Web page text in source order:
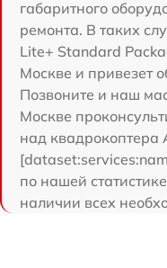
габаритного
ремонта. В таких
Lite+ Standard
Москве и привезет
Позвоните и наш
Москве
над квадрокоптера
по нашей
наличии всех